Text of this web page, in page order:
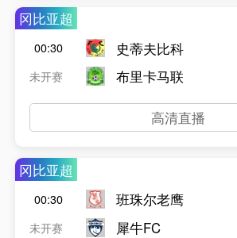
冈比亚超
00:30
未开赛
史蒂夫比科
布里卡马联
高清直播
冈比亚超
00:30
未开赛
班珠尔老鹰
犀牛FC